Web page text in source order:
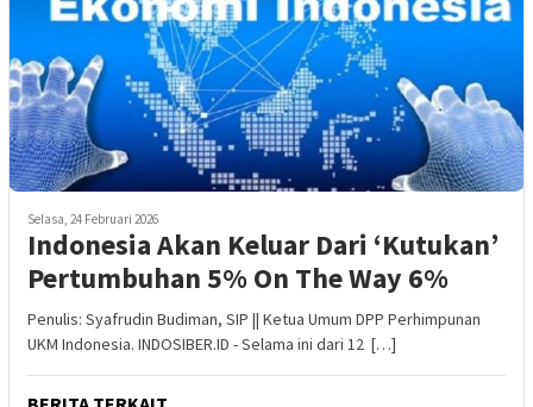
Selasa, 24 Februari 2026
Indonesia Akan Keluar Dari ‘Kutukan’
Pertumbuhan 5% On The Way 6%
Penulis: Syafrudin Budiman, SIP || Ketua Umum DPP Perhimpunan
UKM Indonesia. INDOSIBER.ID - Selama ini dari 12 […]